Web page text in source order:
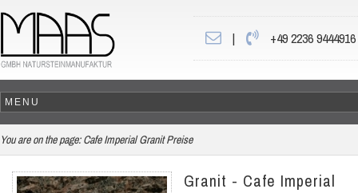
| +49 2236 9444916
You are on the page: Cafe Imperial Granit Preise
Granit - Cafe Imperial